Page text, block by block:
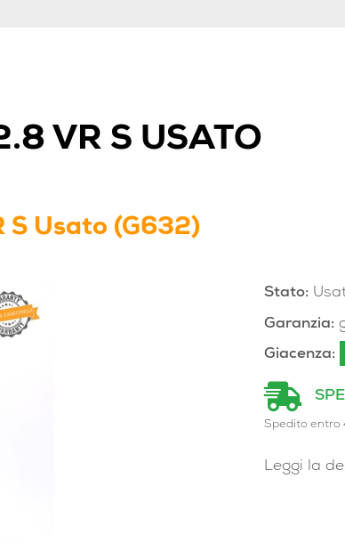
VR S USATO
S Usato (G632)
Stato:
Garanzia:
Giacenza:
Spedito entro
Leggi la